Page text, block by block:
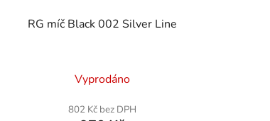
RG míč Black 002 Silver Line
Vyprodáno
802 Kč bez DPH